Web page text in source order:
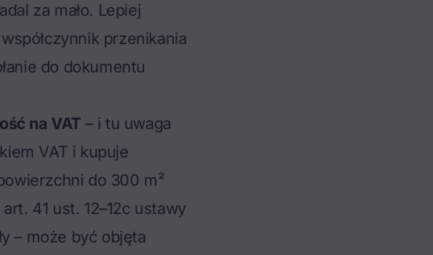
za mało. Lepiej
przenikania
do dokumentu
na VAT – i tu uwaga
VAT i kupuje
do 300 m²
41 ust. 12–12c ustawy
– może być objęta